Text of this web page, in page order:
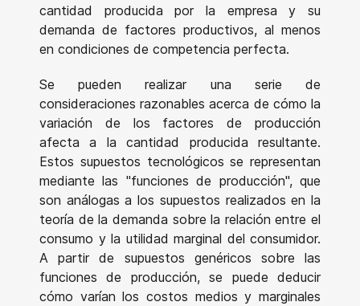
cantidad producida por la empresa y su
demanda de factores productivos, al menos
en condiciones de competencia perfecta.
Se pueden realizar una serie de
consideraciones razonables acerca de cómo la
variación de los factores de producción
afecta a la cantidad producida resultante.
Estos supuestos tecnológicos se representan
mediante las "funciones de producción", que
son análogas a los supuestos realizados en la
teoría de la demanda sobre la relación entre el
consumo y la utilidad marginal del consumidor.
A partir de supuestos genéricos sobre las
funciones de producción, se puede deducir
cómo varían los costos medios y marginales